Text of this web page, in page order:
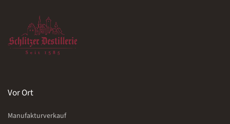
Vor Ort
Manufakturverkauf